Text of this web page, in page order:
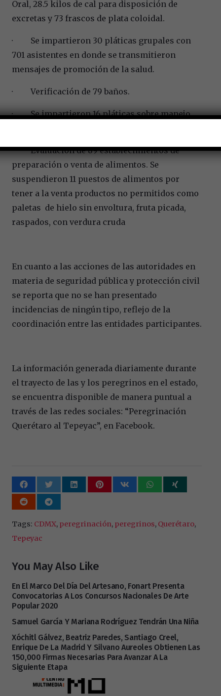
Oral, 28.5 kilos de cal para disposición de
excretas y 73 frascos de plata coloidal.
· Se impartieron 30 pláticas grupales con
701 asistentes en donde se transmitieron
mensajes de promoción de la salud.
· Verificación de 79 baños.
· Se impartieron 16 pláticas sobre manejo
· Evaluación de 89 establecimientos de
preparación o venta de alimentos. Se
suspendieron 11 puestos de alimentos por
tener a la venta productos no permitidos como
paletas de hielo sin envoltura, fruta picada,
raspados, con verdura cruda
En cuanto a las acciones de las autoridades en
materia de seguridad pública y protección civil
se reporta que no se han presentado
incidencias de ningún tipo, reflejo de la
coordinación entre las entidades participantes.
La información generada diariamente durante
el trayecto de las y los peregrinos en el estado,
se encuentra disponible de manera puntual a
través de las redes sociales: “Peregrinación
Querétaro al Tepeyac”, en Facebook.
Tags: CDMX, peregrinación, peregrinos, Querétaro,
Tepeyac
You May Also Like
En El Marco Del Día Del Artesano, Fonart Presenta
Convocatorias A Los Concursos Nacionales De Arte
Popular 2020
Samuel García Y Mariana Rodríguez Tendrán Una Niña
Xóchitl Gálvez, Beatriz Paredes, Santiago Creel,
Enrique De La Madrid Y Silvano Aureoles Obtienen Las
150,000 Firmas Necesarias Para Avanzar A La
Siguiente Etapa